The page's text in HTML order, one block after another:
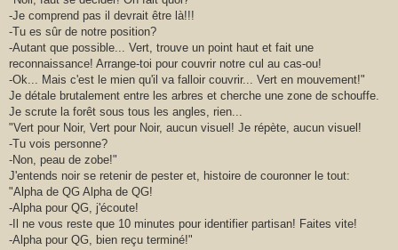
-Je comprend pas il devrait être là!!!
-Tu es sûr de notre position?
-Autant que possible... Vert, trouve un point haut et fait une
reconnaissance! Arrange-toi pour couvrir notre cul au cas-ou!
-Ok... Mais c'est le mien qu'il va falloir couvrir... Vert en mouvement!"
Je détale brutalement entre les arbres et cherche une zone de schouffe.
Je scrute la forêt sous tous les angles, rien...
"Vert pour Noir, Vert pour Noir, aucun visuel! Je répète, aucun visuel!
-Tu vois personne?
-Non, peau de zobe!"
J'entends noir se retenir de pester et, histoire de couronner le tout:
"Alpha de QG Alpha de QG!
-Alpha pour QG, j'écoute!
-Il ne vous reste que 10 minutes pour identifier partisan! Faites vite!
-Alpha pour QG, bien reçu terminé!"